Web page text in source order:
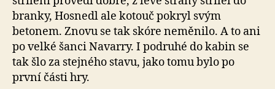
branky, Hosnedl ale kotouč pokryl svým
betonem. Znovu se tak skóre neměnilo. A to ani
po velké šanci Navarry. I podruhé do kabin se
tak šlo za stejného stavu, jako tomu bylo po
první části hry.